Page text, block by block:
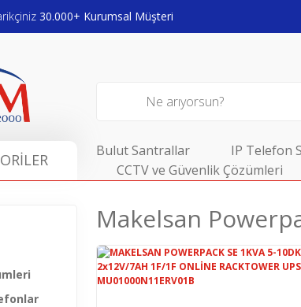
30.000+ Kurumsal Müşteri
Bulut Santrallar IP Telefon
CCTV ve Güvenlik Çözümleri
Makelsan